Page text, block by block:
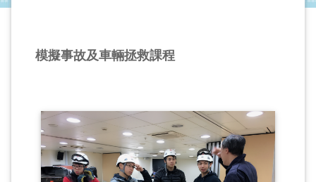
模擬事故及車輛拯救課程